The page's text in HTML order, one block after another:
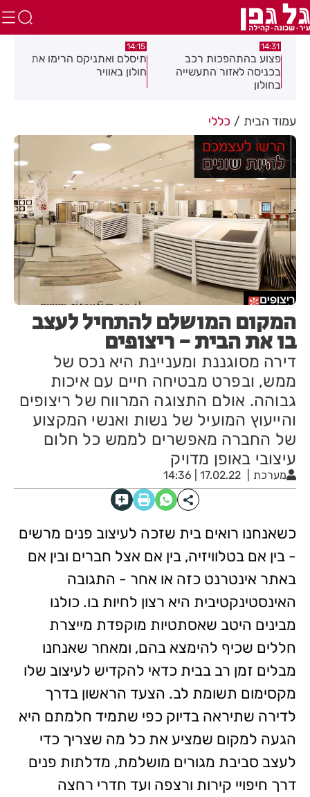
14:31
פצוע בהתהפכות רכב
בכניסה לאזור התעשייה
בחולון
14:15
תיסלם ואתניקס הרימו את
חולון באוויר
עמוד הבית כללי
המקום המושלם להתחיל לעצב
בו את הבית - ריצופים
דירה מסוגננת ומעניינת היא נכס של
ממש, ובפרט מבטיחה חיים עם איכות
גבוהה. אולם התצוגה המרווח של ריצופים
והייעוץ המועיל של נשות ואנשי המקצוע
של החברה מאפשרים לממש כל חלום
עיצובי באופן מדויק
מערכת 17.02.22 | 14:36
כשאנחנו רואים בית שזכה לעיצוב פנים מרשים
- בין אם בטלוויזיה, בין אם אצל חברים ובין אם
באתר אינטרנט כזה או אחר - התגובה
האינסטינקטיבית היא רצון לחיות בו. כולנו
מבינים היטב שאסתטיות מוקפדת מייצרת
חללים שכיף להימצא בהם, ומאחר שאנחנו
מבלים זמן רב בבית כדאי להקדיש לעיצוב שלו
מקסימום תשומת לב. הצעד הראשון בדרך
לדירה שתיראה בדיוק כפי שתמיד חלמתם היא
הגעה למקום שמציע את כל מה שצריך כדי
לעצב סביבת מגורים מושלמת, מדלתות פנים
דרך חיפויי קירות ורצפה ועד חדרי רחצה